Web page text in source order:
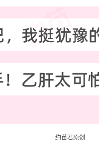
约苗君原创